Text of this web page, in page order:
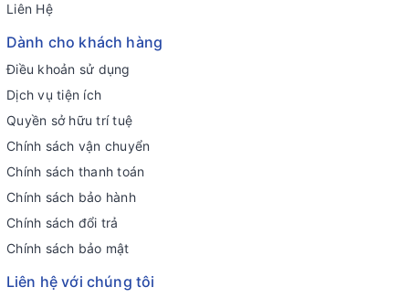
Liên Hệ
Dành cho khách hàng
Điều khoản sử dụng
Dịch vụ tiện ích
Quyền sở hữu trí tuệ
Chính sách vận chuyển
Chính sách thanh toán
Chính sách bảo hành
Chính sách đổi trả
Chính sách bảo mật
Liên hệ với chúng tôi